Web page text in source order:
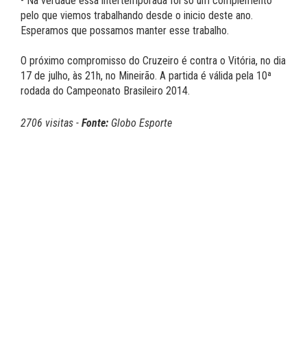
pelo que viemos trabalhando desde o inicio deste ano.
Esperamos que possamos manter esse trabalho.
O próximo compromisso do Cruzeiro é contra o Vitória, no dia
17 de julho, às 21h, no Mineirão. A partida é válida pela 10ª
rodada do Campeonato Brasileiro 2014.
2706 visitas - Fonte: Globo Esporte